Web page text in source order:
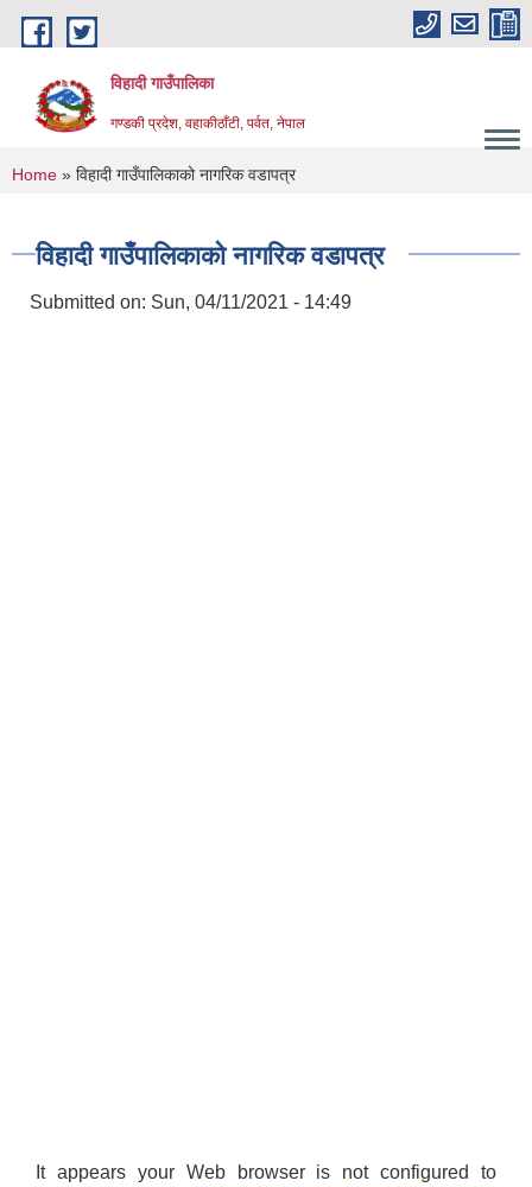
Skip to main content
विहादी गाउँपालिका
गण्डकी प्रदेश, वहाकीठाँटी, पर्वत, नेपाल
You are here
Home » विहादी गाउँपालिकाको नागरिक वडापत्र
विहादी गाउँपालिकाको नागरिक वडापत्र
Submitted on: Sun, 04/11/2021 - 14:49
It appears your Web browser is not configured to